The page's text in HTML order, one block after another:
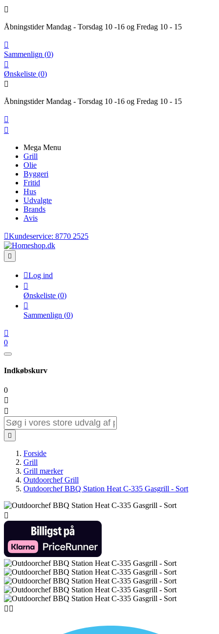

Åbningstider Mandag - Torsdag 10 -16 og Fredag 10 - 15

Sammenlign (0)

Ønskeliste (0)

Åbningstider Mandag - Torsdag 10 -16 og Fredag 10 - 15


Mega Menu
Grill
Olie
Byggeri
Fritid
Hus
Udvalgte
Brands
Avis
Kundeservice: 8770 2525

Log ind

Ønskeliste (0)

Sammenlign (0)

0
Indkøbskurv
0



Forside
Grill
Grill mærker
Outdoorchef Grill
Outdoorchef BBQ Station Heat C-335 Gasgrill - Sort

 